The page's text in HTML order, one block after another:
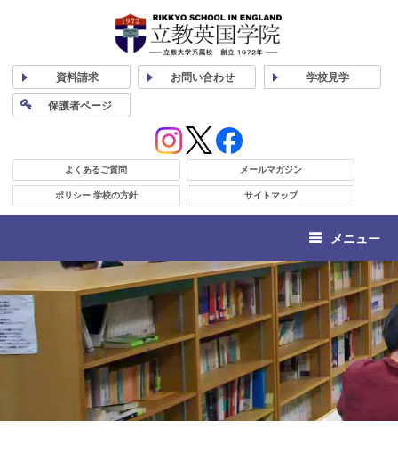
資料請求 お問い合わせ 学校見学
保護者ページ
よくあるご質問 メールマガジン
ポリシー 学校の方針 サイトマップ
メニュー